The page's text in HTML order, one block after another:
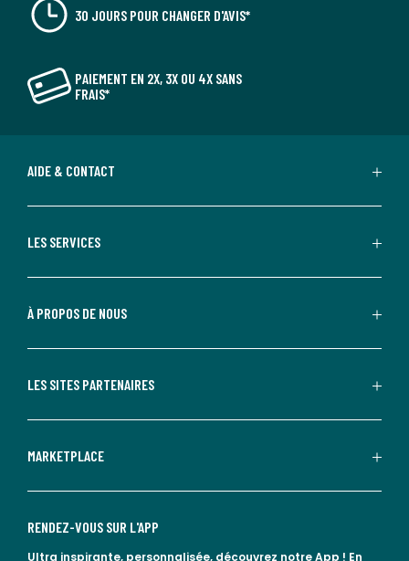
30 JOURS POUR CHANGER D'AVIS*
PAIEMENT EN 2X, 3X OU 4X SANS
FRAIS*
AIDE & CONTACT
LES SERVICES
À PROPOS DE NOUS
LES SITES PARTENAIRES
MARKETPLACE
RENDEZ-VOUS SUR L'APP
Ultra inspirante, personnalisée, découvrez notre App ! En